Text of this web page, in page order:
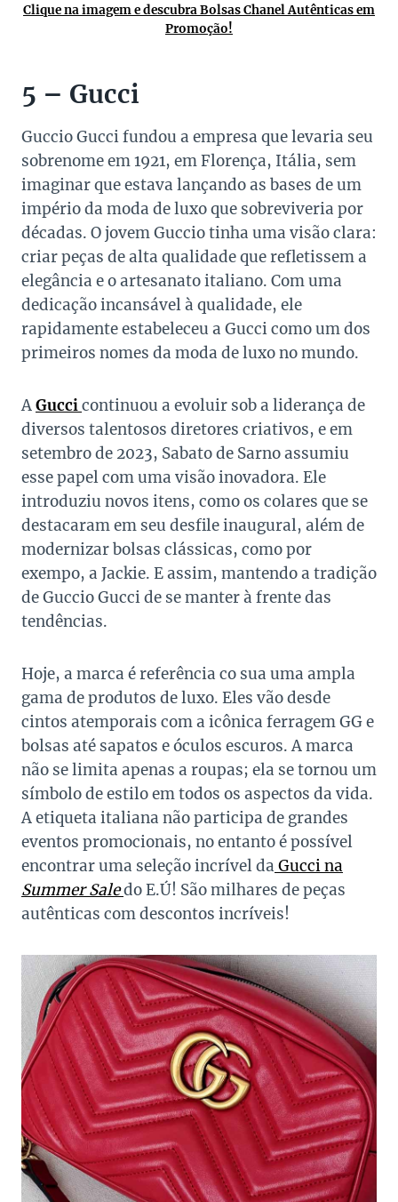
Clique na imagem e descubra Bolsas Chanel Autênticas em
Promoção!
5 – Gucci
Guccio Gucci fundou a empresa que levaria seu
sobrenome em 1921, em Florença, Itália, sem
imaginar que estava lançando as bases de um
império da moda de luxo que sobreviveria por
décadas. O jovem Guccio tinha uma visão clara:
criar peças de alta qualidade que refletissem a
elegância e o artesanato italiano. Com uma
dedicação incansável à qualidade, ele
rapidamente estabeleceu a Gucci como um dos
primeiros nomes da moda de luxo no mundo.
AGuccicontinuou a evoluir sob a liderança de
diversos talentosos diretores criativos, e em
setembro de 2023, Sabato de Sarno assumiu
esse papel com uma visão inovadora. Ele
introduziu novos itens, como os colares que se
destacaram em seu desfile inaugural, além de
modernizar bolsas clássicas, como por
exempo, a Jackie. E assim, mantendo a tradição
de Guccio Gucci de se manter à frente das
tendências.
Hoje, a marca é referência co sua uma ampla
gama de produtos de luxo. Eles vão desde
cintos atemporais com a icônica ferragem GG e
bolsas até sapatos e óculos escuros. A marca
não se limita apenas a roupas; ela se tornou um
símbolo de estilo em todos os aspectos da vida.
A etiqueta italiana não participa de grandes
eventos promocionais, no entanto é possível
encontrar uma seleção incrível da Gucci na
Summer Saledo E.Ú! São milhares de peças
autênticas com descontos incríveis!